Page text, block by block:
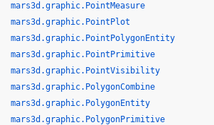
mars3d.graphic.PointMeasure
mars3d.graphic.PointPlot
mars3d.graphic.PointPolygonEntity
mars3d.graphic.PointPrimitive
mars3d.graphic.PointVisibility
mars3d.graphic.PolygonCombine
mars3d.graphic.PolygonEntity
mars3d.graphic.PolygonPrimitive